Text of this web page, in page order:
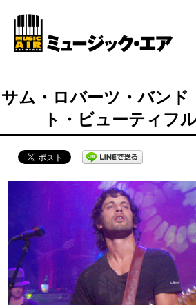
サム・ロバーツ・バンド
ト・ビューティフ